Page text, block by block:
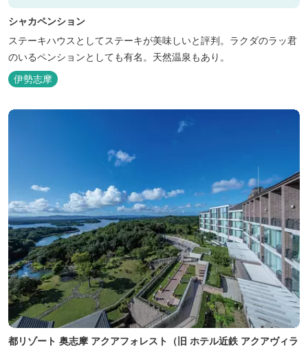
シャカペンション
ステーキハウスとしてステーキが美味しいと評判。ラクダのラッ君
のいるペンションとしても有名。天然温泉もあり。
伊勢志摩
都リゾート 奥志摩 アクアフォレスト（旧 ホテル近鉄 アクアヴィラ